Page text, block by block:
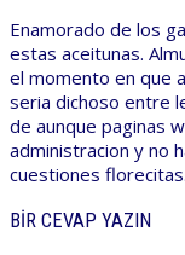
Enamorado de los
estas aceitunas.
el momento en que
seria dichoso entre
de aunque paginas
administracion y no
cuestiones florecitas.
BIR CEVAP YAZIN